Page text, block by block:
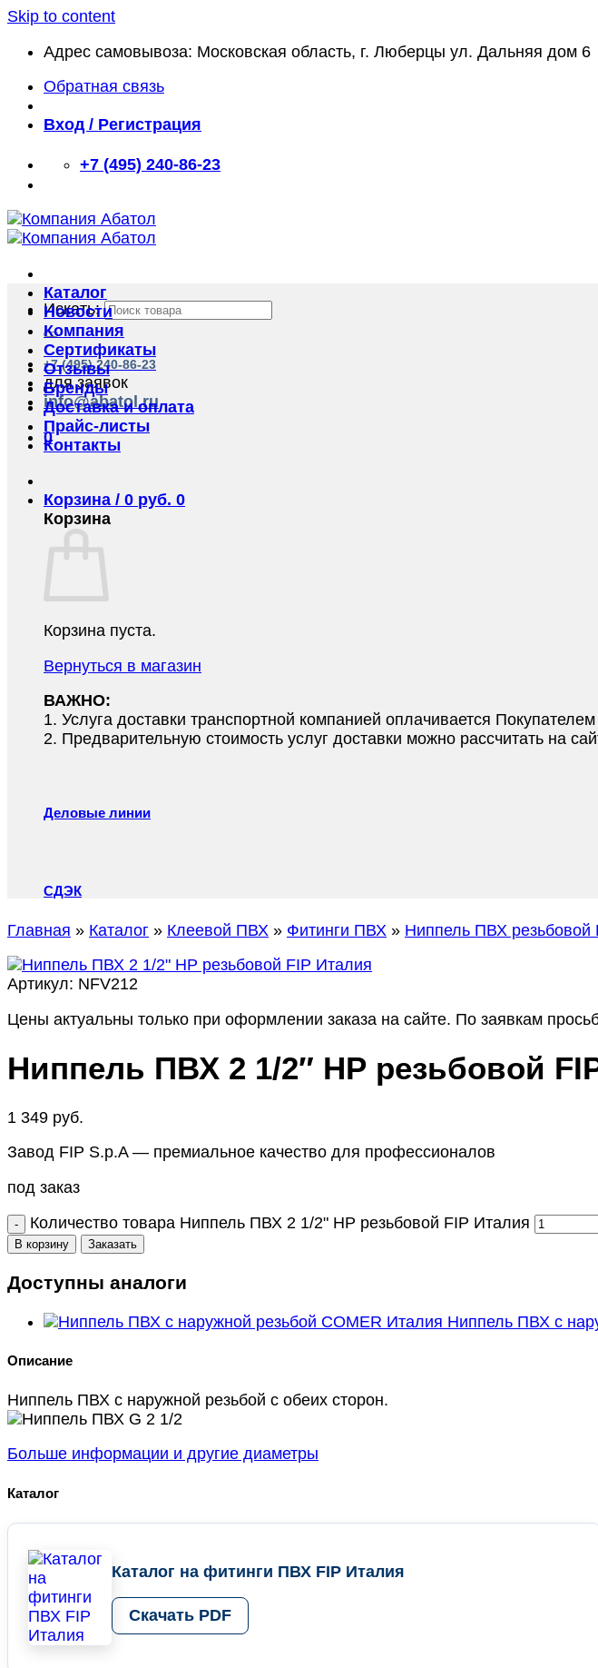
Skip to content
Адрес самовывоза: Московская область, г. Люберцы ул. Дальняя дом 6
Обратная связь
Вход / Регистрация
+7 (495) 240-86-23
Искать:
+7 (495) 240-86-23
для заявок
info@abatol.ru
0
Каталог
Новости
Компания
Сертификаты
Отзывы
Бренды
Доставка и оплата
Прайс-листы
Контакты
Корзина / 0 руб. 0
Корзина
Корзина пуста.
Вернуться в магазин
ВАЖНО:
1.⁠ ⁠Услуга доставки транспортной компанией оплачивается
2.⁠ ⁠Предварительную стоимость услуг доставки можно рассчитать на
Деловые линии
СДЭК
Главная » Каталог » Клеевой ПВХ » Фитинги ПВХ » Ниппель ПВХ резьбовой
Артикул: NFV212
Цены актуальны только при оформлении заказа на сайте. По заявкам
Ниппель ПВХ 2 1/2″ НР резьбовой
1 349 руб.
Завод FIP S.p.A — премиальное качество для профессионалов
под заказ
Количество товара Ниппель ПВХ 2 1/2" НР резьбовой FIP Италия
В корзину Заказать
Доступны аналоги
Ниппель ПВХ с
Описание
Ниппель ПВХ с наружной резьбой с обеих сторон.
Больше информации и другие диаметры
Каталог
Каталог на фитинги ПВХ FIP Италия
Скачать PDF